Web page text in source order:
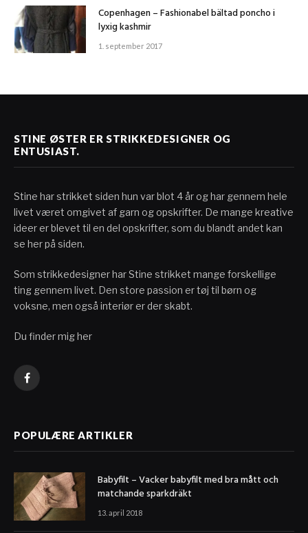
Copenhagen – Fashionabel bältad poncho i
lyxig kashmir
1. september 2017
STINE ØSTER ER STRIKKEDESIGNER OG
ENTUSIAST.
Stine har strikket siden hun var blot 4 år og har gennem hele
livet været omgivet af garn og opskrifter. De mange kreative
ideer er blevet til en del opskrifter, som du blandt andet kan
se her på siden.
Som strikkedesigner har Stine strikket mange forskellige
ting gennem livet. Den store passion er tøj til børn og
voksne, men også interiør er der skabt.
Du finder mig her
Facebook
POPULÆRE ARTIKLER
Babyfilt – Vacker babyfilt med bra mått och
matchande sparkdräkt
13. april 2018